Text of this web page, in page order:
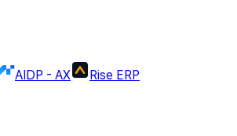
AIDP - AX Rise ERP